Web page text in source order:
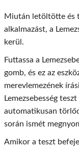
Miután letöltötte és
alkalmazást, a
kerül.
Futtassa a
gomb, és ez az
merevlemezének
Lemezsebesség
automatikusan
során ismét
Amikor a teszt